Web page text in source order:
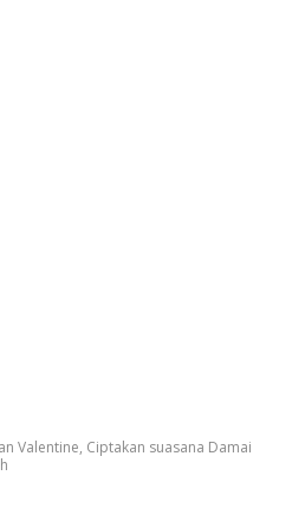
Valentine, Ciptakan suasana Damai